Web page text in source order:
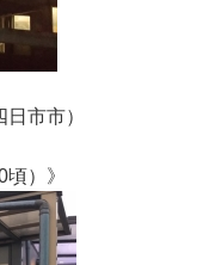
市市）
》